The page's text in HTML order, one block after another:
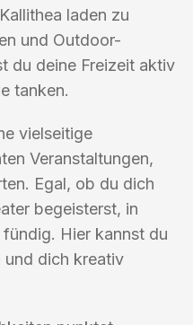
laden zu
und Outdoor-
du deine Freizeit aktiv
tanken.
vielseitige
Veranstaltungen,
Egal, ob du dich
begeisterst, in
Hier kannst du
und dich kreativ